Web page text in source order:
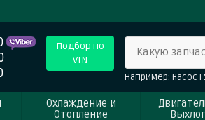
Подбор по
VIN
Какую
Например: насос
Охлаждение и
Отопление